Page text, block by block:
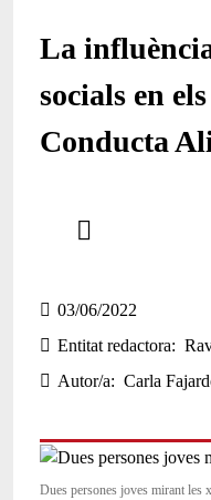
La
socials en
Conducta
03/06/2022
Entitat redactora
Autor/a
Carla
Dues persones joves mirant les